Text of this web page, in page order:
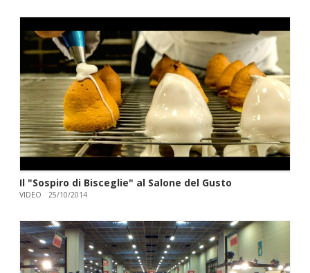
Il "Sospiro di Bisceglie" al Salone del Gusto
VIDEO 25/10/2014